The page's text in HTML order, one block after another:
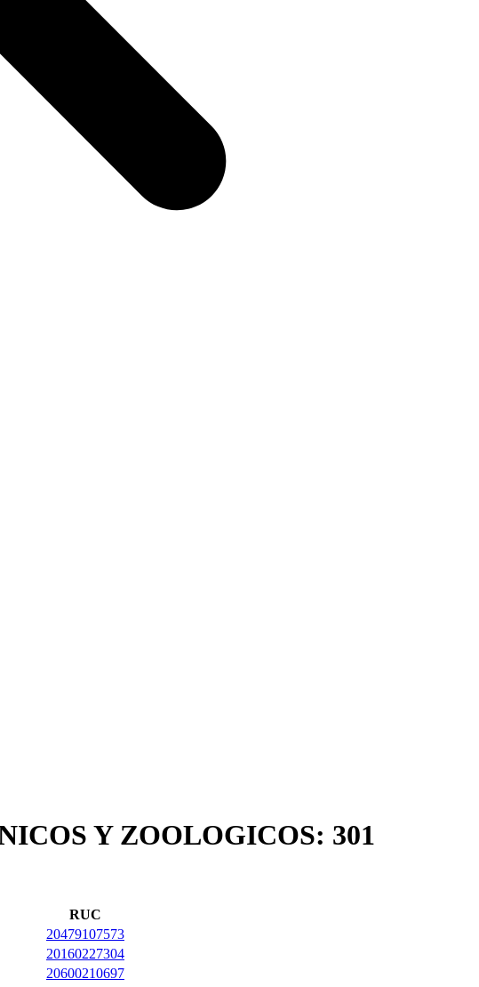
Y ZOOLOGICOS: 301
RUC
20479107573
20160227304
20600210697